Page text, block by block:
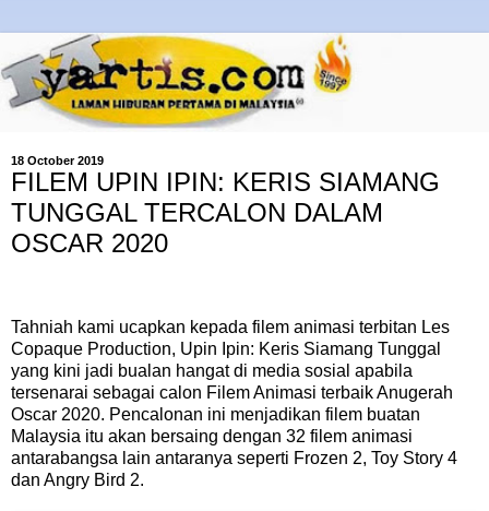
18 October 2019
FILEM UPIN IPIN: KERIS SIAMANG
TUNGGAL TERCALON DALAM
OSCAR 2020
Tahniah kami ucapkan kepada filem animasi terbitan Les
Copaque Production, Upin Ipin: Keris Siamang Tunggal
yang kini jadi bualan hangat di media sosial apabila
tersenarai sebagai calon Filem Animasi terbaik Anugerah
Oscar 2020. Pencalonan ini menjadikan filem buatan
Malaysia itu akan bersaing dengan 32 filem animasi
antarabangsa lain antaranya seperti Frozen 2, Toy Story 4
dan Angry Bird 2.